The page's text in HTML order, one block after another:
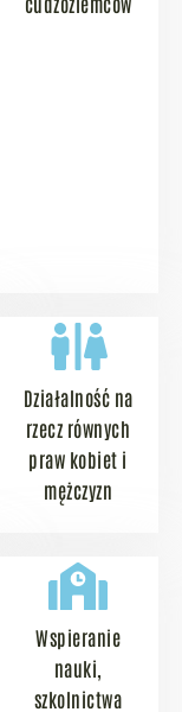
Działalność na
rzecz równych
praw kobiet i
mężczyzn
Wspieranie
nauki,
szkolnictwa